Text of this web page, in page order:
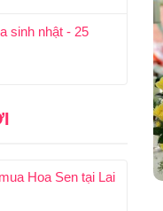
sinh nhật - 25
Hoa Sen tại Lai